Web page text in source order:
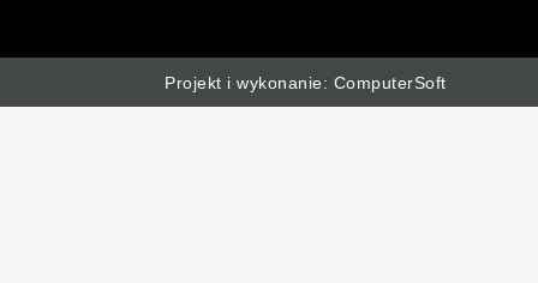
Projekt i wykonanie: ComputerSoft